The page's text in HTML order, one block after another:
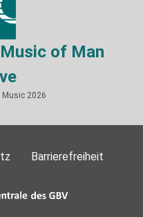
of Man
Music 2026
Barrierefreiheit